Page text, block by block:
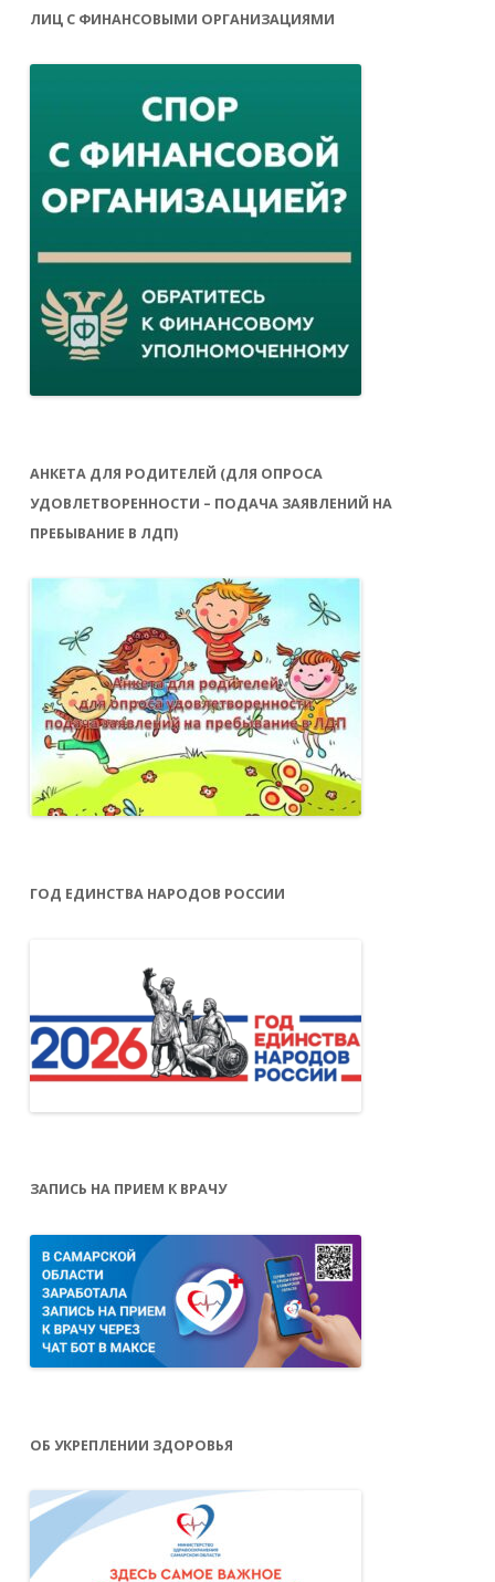
ЛИЦ С ФИНАНСОВЫМИ ОРГАНИЗАЦИЯМИ
АНКЕТА ДЛЯ РОДИТЕЛЕЙ (ДЛЯ ОПРОСА
УДОВЛЕТВОРЕННОСТИ – ПОДАЧА ЗАЯВЛЕНИЙ НА
ПРЕБЫВАНИЕ В ЛДП)
ГОД ЕДИНСТВА НАРОДОВ РОССИИ
ЗАПИСЬ НА ПРИЕМ К ВРАЧУ
ОБ УКРЕПЛЕНИИ ЗДОРОВЬЯ